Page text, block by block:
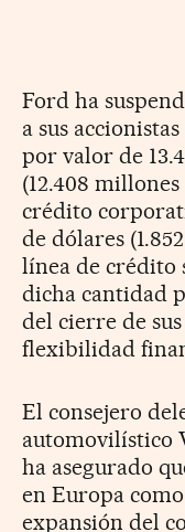
Ford ha
a sus
por valor de
(12.408
crédito
de dólares
línea de crédito
dicha cantidad
del cierre de
flexibilidad
El consejero
automovilístico
ha asegurado
en Europa
expansión del